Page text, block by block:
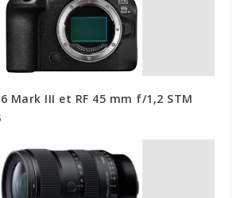
Mark III et RF 45 mm f/1,2 STM